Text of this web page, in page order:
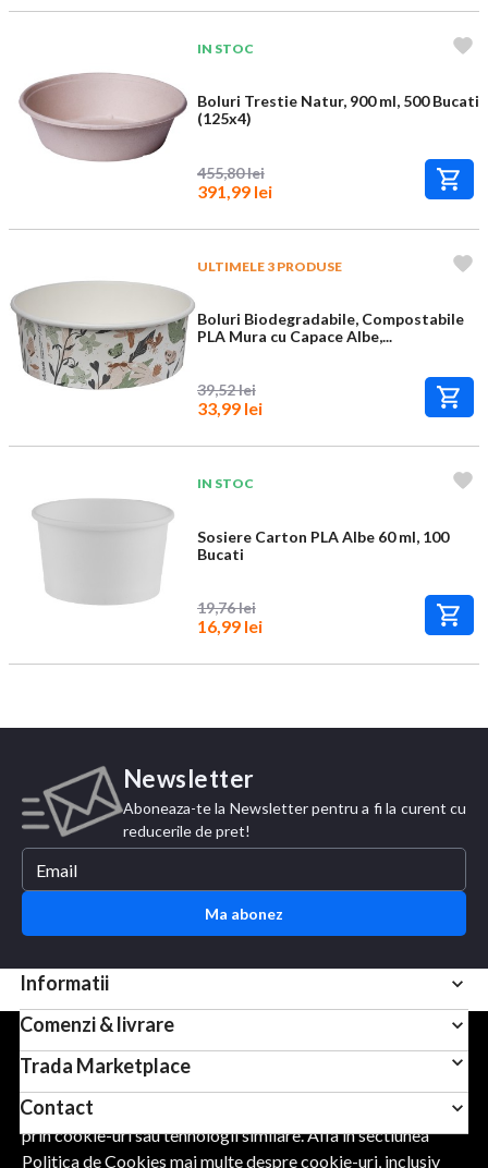
IN STOC
Boluri Trestie Natur, 900 ml, 500 Bucati
(125x4)
455,80 lei
391,99 lei
ULTIMELE 3 PRODUSE
Boluri Biodegradabile, Compostabile
PLA Mura cu Capace Albe,...
39,52 lei
33,99 lei
IN STOC
Sosiere Carton PLA Albe 60 ml, 100
Bucati
19,76 lei
16,99 lei
Newsletter
Aboneaza-te la Newsletter pentru a fi la curent cu
reducerile de pret!
Ma abonez
Informatii
Comenzi & livrare
Trada Marketplace
Contact
Pentru scopuri precum afisarea de continut personalizat,
folosim module cookie sau tehnologii similare. Apasand
Accept, esti de acord sa permiti colectarea de informatii
prin cookie-uri sau tehnologii similare. Afla in sectiunea
Politica de Cookies mai multe despre cookie-uri, inclusiv